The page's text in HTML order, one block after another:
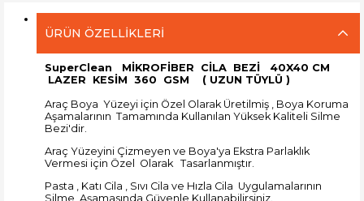
ÜRÜN ÖZELLIKLERI
SuperClean MİKROFİBER CİLA BEZİ 40X40 CM
LAZER KESİM 360 GSM ( UZUN TÜYLÜ )
Araç Boya Yüzeyi için Özel Olarak Üretilmiş , Boya Koruma
Aşamalarının Tamamında Kullanılan Yüksek Kaliteli Silme
Bezi'dir.
Araç Yüzeyini Çizmeyen ve Boya'ya Ekstra Parlaklık
Vermesi için Özel Olarak Tasarlanmıştır.
Pasta , Katı Cila , Sıvı Cila ve Hızla Cila Uygulamalarının
Silme Aşamasında Güvenle Kullanabilirsiniz.